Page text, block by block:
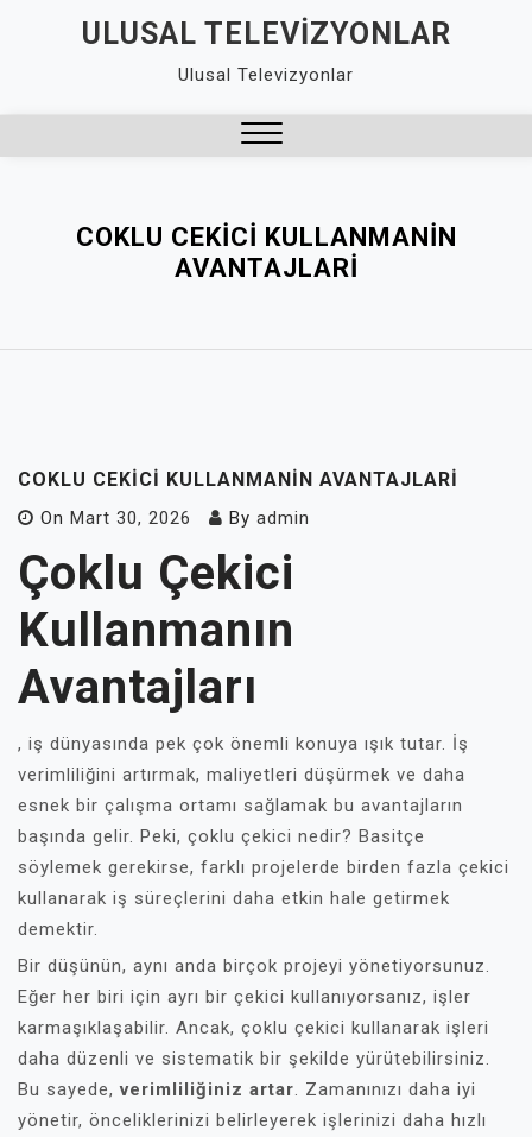
ULUSAL TELEVIZYONLAR
Ulusal Televizyonlar
COKLU CEKICI KULLANMANIN
AVANTAJLARI
COKLU CEKICI KULLANMANIN AVANTAJLARI
On Mart 30, 2026 By admin
Çoklu Çekici
Kullanmanın
Avantajları
, iş dünyasında pek çok önemli konuya ışık tutar. İş
verimliliğini artırmak, maliyetleri düşürmek ve daha
esnek bir çalışma ortamı sağlamak bu avantajların
başında gelir. Peki, çoklu çekici nedir? Basitçe
söylemek gerekirse, farklı projelerde birden fazla çekici
kullanarak iş süreçlerini daha etkin hale getirmek
demektir.
Bir düşünün, aynı anda birçok projeyi yönetiyorsunuz.
Eğer her biri için ayrı bir çekici kullanıyorsanız, işler
karmaşıklaşabilir. Ancak, çoklu çekici kullanarak işleri
daha düzenli ve sistematik bir şekilde yürütebilirsiniz.
Bu sayede,verimliliğiniz artar. Zamanınızı daha iyi
yönetir, önceliklerinizi belirleyerek işlerinizi daha hızlı